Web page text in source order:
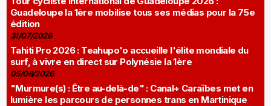
Guadeloupe la 1ère mobilise tous ses médias pour la 75e
édition
31/07/2026
Tahiti Pro 2026 : Teahupo'o accueille l'élite mondiale du
surf, à vivre en direct sur Polynésie la 1ère
05/08/2026
"Murmure(s) : Être au-delà-de" : Canal+ Caraïbes met en
lumière les parcours de personnes trans en Martinique